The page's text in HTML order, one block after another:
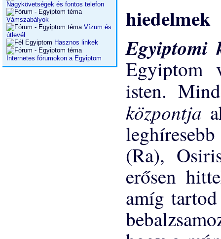
Nagykövetségek és fontos telefon
Vámszabályok
Vízum és
útlevél
Hasznos linkek
Internetes fórumokon a Egyiptom
hiedelmek
Egyiptom
isten.
központja
(Ra),
erősen
amíg